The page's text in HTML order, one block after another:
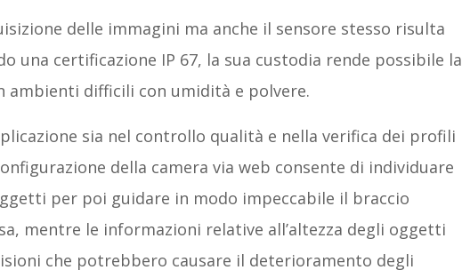
delle immagini ma anche il sensore stesso risulta
una certificazione IP 67, la sua custodia rende possibile la
ambienti difficili con umidità e polvere.
sia nel controllo qualità e nella verifica dei profili
della camera via web consente di individuare
per poi guidare in modo impeccabile il braccio
mentre le informazioni relative all’altezza degli oggetti
che potrebbero causare il deterioramento degli